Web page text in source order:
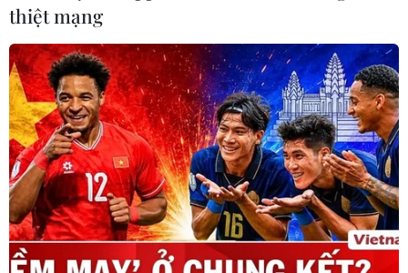
sắp xếp, khai thác
Nâng cao chất lượng vận hành, năng lực quản
trị quốc gia
Đưa khoa học, công nghệ thành động lực phát
triển ở Tuyên Quang
NGHỊ QUYẾT 57 VỀ ĐỘT PHÁ PHÁT TRIỂN KHCN
thiệt mạng